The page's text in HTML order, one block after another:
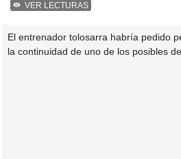
VER LECTURAS
El entrenador tolosarra habría pedido
la continuidad de uno de los posibles